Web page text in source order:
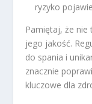
ryzyko
Pamiętaj, że
jego jakość.
do spania i
znacznie
kluczowe dla